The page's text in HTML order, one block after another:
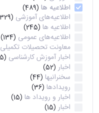
اطلاعیه ها (489)
اطلاعیه‌های‌ آموزشی (329)
اطلاعیه ها (245)
اطلاعیه‌های عمومی (134)
معاونت تحصیلات تکمیلی
اخبار آموزش کارشناسی (65)
اخبار (52)
سخنرانیها (44)
رویدادها (36)
اخبار و رویداد ها (15)
اخبار (15)